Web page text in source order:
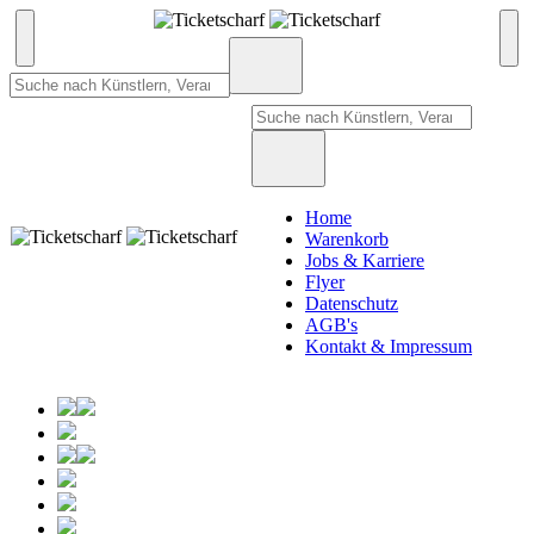
Home
Warenkorb
Jobs & Karriere
Flyer
Datenschutz
AGB's
Kontakt & Impressum